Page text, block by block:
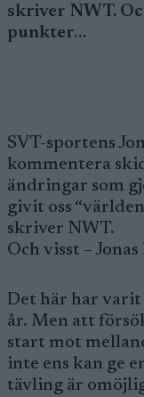
skriver NWT.
punkter…
SVT-sportens
kommentera
ändringar som
givit oss
skriver NWT.
Och visst –
Det här har
år. Men att
start mot
inte ens kan ge
tävling är